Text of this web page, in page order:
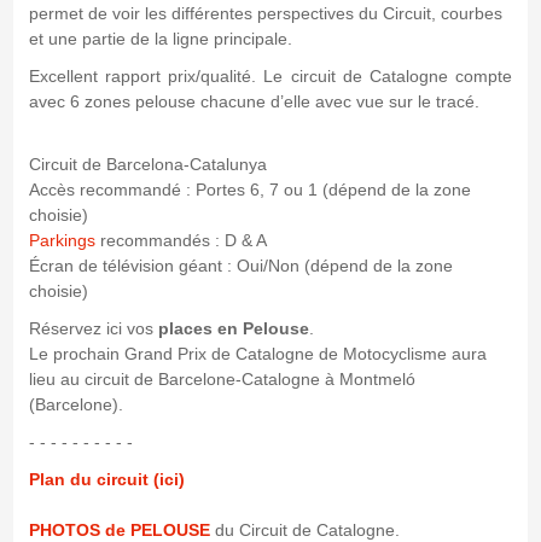
permet de voir les différentes perspectives du Circuit, courbes
et une partie de la ligne principale.
Excellent rapport prix/qualité. Le circuit de Catalogne compte
avec 6 zones pelouse chacune d’elle avec vue sur le tracé.
Circuit de Barcelona-Catalunya
Accès recommandé : Portes 6, 7 ou 1 (dépend de la zone
choisie)
Parkingsrecommandés : D & A
Écran de télévision géant : Oui/Non (dépend de la zone
choisie)
Réservez ici vosplaces en Pelouse.
Le prochain Grand Prix de Catalogne de Motocyclisme aura
lieu au circuit de Barcelone-Catalogne à Montmeló
(Barcelone).
- - - - - - - - - -
Plan du circuit (ici)
PHOTOS de PELOUSEdu Circuit de Catalogne.